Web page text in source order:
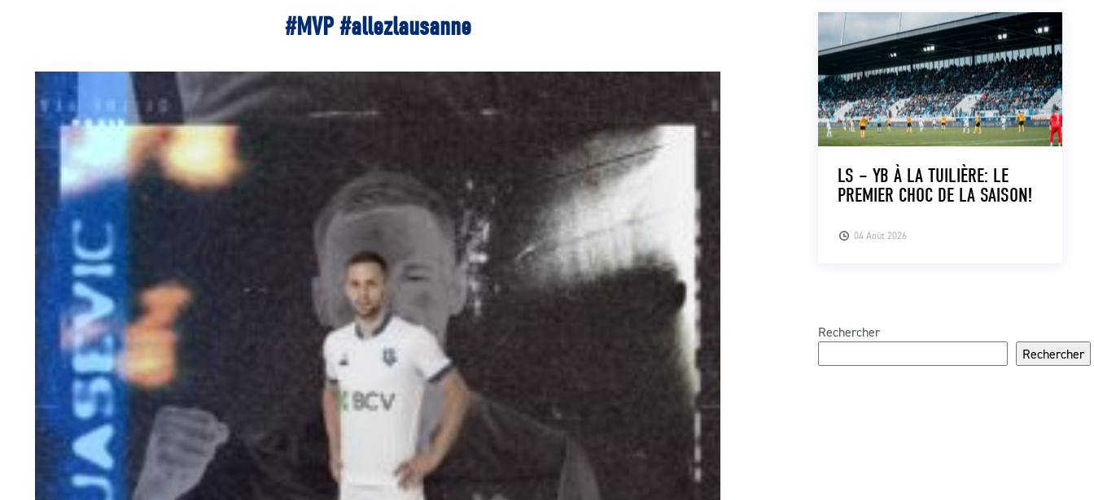
#MVP #allezlausanne
04 Août 2026
LS – YB À LA TUILIÈRE: LE
PREMIER CHOC DE LA SAISON!
Rechercher
Rechercher